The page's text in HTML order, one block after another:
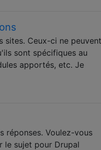
sites. Ceux-ci ne peuvent
sont spécifiques au
apportés, etc. Je
réponses. Voulez-vous
le sujet pour Drupal